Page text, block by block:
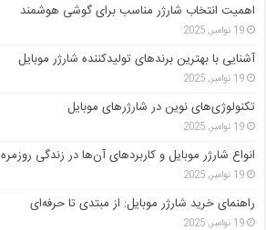
اهمیت انتخاب شارژر مناسب برای گوشی هوشمند
19 نوامبر, 2025
آشنایی با بهترین برندهای تولیدکننده شارژر موبایل
19 نوامبر, 2025
تکنولوژی‌های نوین در شارژرهای موبایل
19 نوامبر, 2025
انواع شارژر موبایل و کاربردهای آن‌ها در زندگی روزمره
19 نوامبر, 2025
راهنمای خرید شارژر موبایل: از مبتدی تا حرفه‌ای
19 نوامبر, 2025